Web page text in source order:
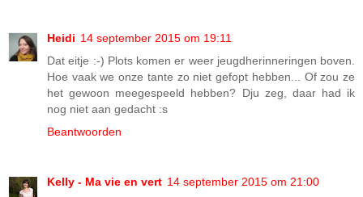
Heidi 14 september 2015 om 19:11
Dat eitje :-) Plots komen er weer jeugdherinneringen boven.
Hoe vaak we onze tante zo niet gefopt hebben... Of zou ze
het gewoon meegespeeld hebben? Dju zeg, daar had ik
nog niet aan gedacht :s
Beantwoorden
Kelly - Ma vie en vert 14 september 2015 om 21:00